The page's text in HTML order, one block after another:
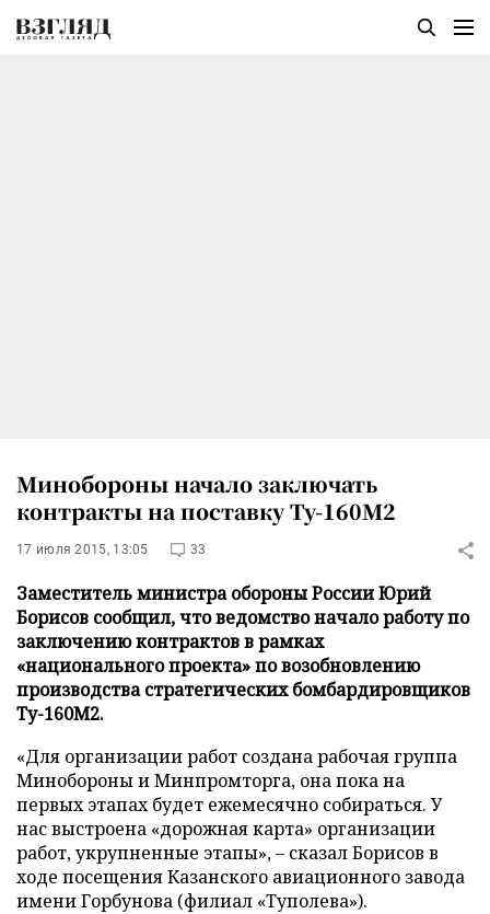
Минобороны начало заключать
контракты на поставку Ту-160М2
17 июля 2015, 13:05 33
Заместитель министра обороны России Юрий
Борисов сообщил, что ведомство начало работу по
заключению контрактов в рамках
«национального проекта» по возобновлению
производства стратегических бомбардировщиков
Ту-160М2.
«Для организации работ создана рабочая группа
Минобороны и Минпромторга, она пока на
первых этапах будет ежемесячно собираться. У
нас выстроена «дорожная карта» организации
работ, укрупненные этапы», – сказал Борисов в
ходе посещения Казанского авиационного завода
имени Горбунова (филиал «Туполева»).